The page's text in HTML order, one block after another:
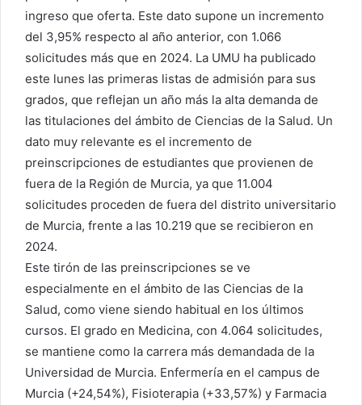
ingreso que oferta. Este dato supone un incremento
del 3,95% respecto al año anterior, con 1.066
solicitudes más que en 2024. La UMU ha publicado
este lunes las primeras listas de admisión para sus
grados, que reflejan un año más la alta demanda de
las titulaciones del ámbito de Ciencias de la Salud. Un
dato muy relevante es el incremento de
preinscripciones de estudiantes que provienen de
fuera de la Región de Murcia, ya que 11.004
solicitudes proceden de fuera del distrito universitario
de Murcia, frente a las 10.219 que se recibieron en
2024.
Este tirón de las preinscripciones se ve
especialmente en el ámbito de las Ciencias de la
Salud, como viene siendo habitual en los últimos
cursos. El grado en Medicina, con 4.064 solicitudes,
se mantiene como la carrera más demandada de la
Universidad de Murcia. Enfermería en el campus de
Murcia (+24,54%), Fisioterapia (+33,57%) y Farmacia